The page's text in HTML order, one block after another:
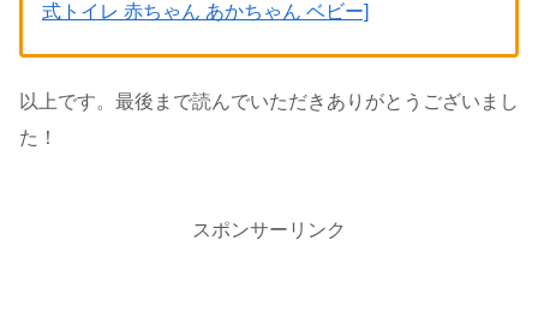
式トイレ 赤ちゃん あかちゃん ベビー]
以上です。最後まで読んでいただきありがとうございまし
た！
スポンサーリンク